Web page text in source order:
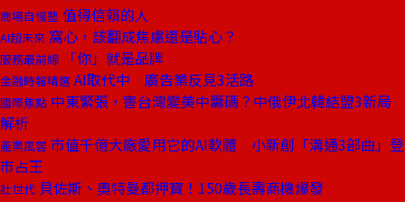
商場自慢塾 值得信賴的人
AI超未來 窩心，該翻成焦慮還是貼心？
服務最前線 「你」就是品牌
金融時報精選 AI取代中 廣告業反見3活路
國際焦點 中東緊張，害台灣變美中籌碼？中俄伊北韓結盟3新局
解析
產業風雲 市值千億大廠愛用它的AI軟體 小新創「溝通3部曲」登
市占王
壯世代 貝佐斯、奧特曼都押寶！150歲長壽商機爆發